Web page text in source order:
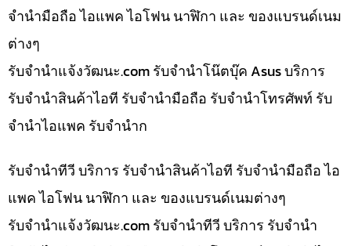
จำนำมือถือ ไอแพค ไอโฟน นาฬิกา และ ของแบรนด์เนม
ต่างๆ
รับจํานําแจ้งวัฒนะ.com รับจำนำโน๊ตบุ๊ค Asus บริการ
รับจำนำสินค้าไอที รับจำนำมือถือ รับจำนำโทรศัพท์ รับ
จำนำไอแพค รับจำนำก
รับจำนำทีวี บริการ รับจำนำสินค้าไอที รับจำนำมือถือ ไอ
แพค ไอโฟน นาฬิกา และ ของแบรนด์เนมต่างๆ
รับจํานําแจ้งวัฒนะ.com รับจำนำทีวี บริการ รับจำนำ